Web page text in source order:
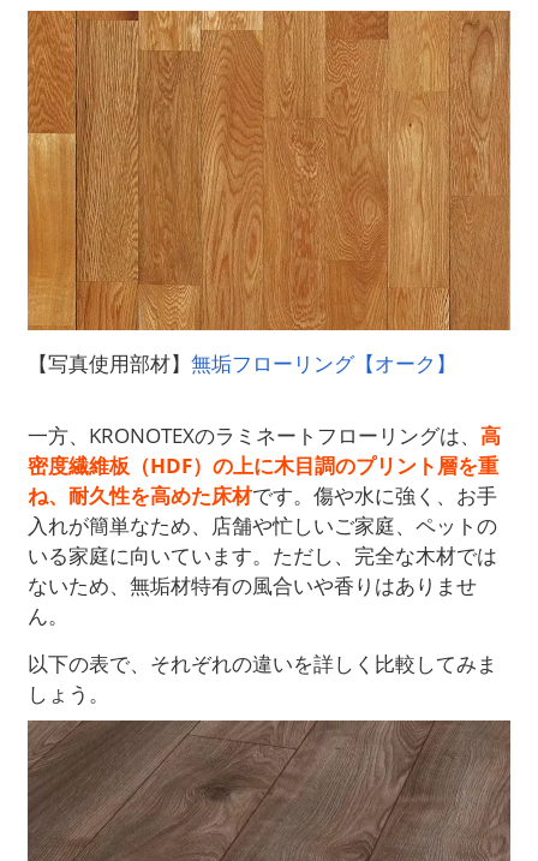
【写真使用部材】無垢フローリング【オーク】
一方、KRONOTEXのラミネートフローリングは、高
密度繊維板（HDF）の上に木目調のプリント層を重
ね、耐久性を高めた床材です。傷や水に強く、お手
入れが簡単なため、店舗や忙しいご家庭、ペットの
いる家庭に向いています。ただし、完全な木材では
ないため、無垢材特有の風合いや香りはありませ
ん。
以下の表で、それぞれの違いを詳しく比較してみま
しょう。